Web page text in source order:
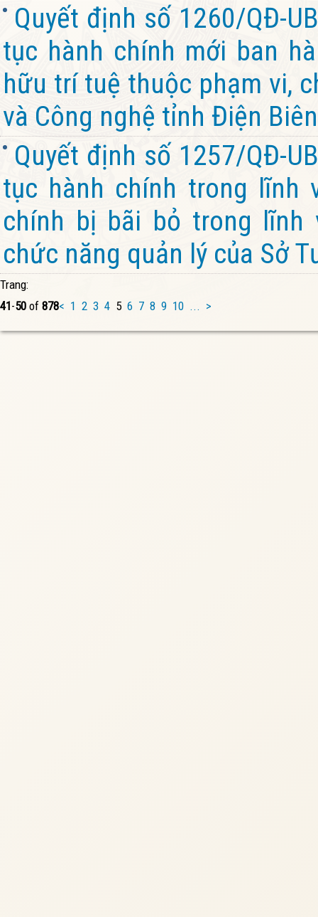
Quyết định số 1260/QĐ-
tục hành chính mới ban
hữu trí tuệ thuộc phạm vi,
và Công nghệ tỉnh Điện Biên
Quyết định số 1257/QĐ-
tục hành chính trong lĩnh
chính bị bãi bỏ trong lĩnh
chức năng quản lý của Sở
Trang:
41-50 of 878< 1 2 3 4 5 6 7 8 9 10 ... >